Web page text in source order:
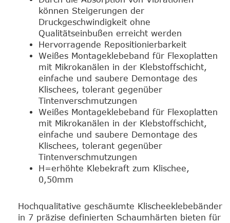
können Steigerungen der
Druckgeschwindigkeit ohne
Qualitätseinbußen erreicht werden
Hervorragende Repositionierbarkeit
Weißes Montageklebeband für Flexoplatten
mit Mikrokanälen in der Klebstoffschicht,
einfache und saubere Demontage des
Klischees, tolerant gegenüber
Tintenverschmutzungen
Weißes Montageklebeband für Flexoplatten
mit Mikrokanälen in der Klebstoffschicht,
einfache und saubere Demontage des
Klischees, tolerant gegenüber
Tintenverschmutzungen
H=erhöhte Klebekraft zum Klischee,
0,50mm
Hochqualitative geschäumte Klischeeklebebänder
in 7 präzise definierten Schaumhärten bieten für